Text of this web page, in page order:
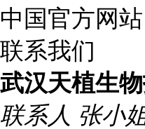
中国官方网站
联系我们
武汉天植生
联系人 张小